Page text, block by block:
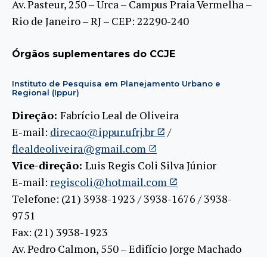
Av. Pasteur, 250 – Urca – Campus Praia Vermelha –
Rio de Janeiro – RJ – CEP: 22290-240
Órgãos suplementares do CCJE
Instituto de Pesquisa em Planejamento Urbano e
Regional (Ippur)
Direção: Fabrício Leal de Oliveira
E-mail: direcao@ippur.ufrj.br
/
flealdeoliveira@gmail.com
Vice-direção: Luis Regis Coli Silva Júnior
E-mail: regiscoli@hotmail.com
Telefone: (21) 3938-1923 / 3938-1676 / 3938-
9751
Fax: (21) 3938-1923
Av. Pedro Calmon, 550 – Edifício Jorge Machado